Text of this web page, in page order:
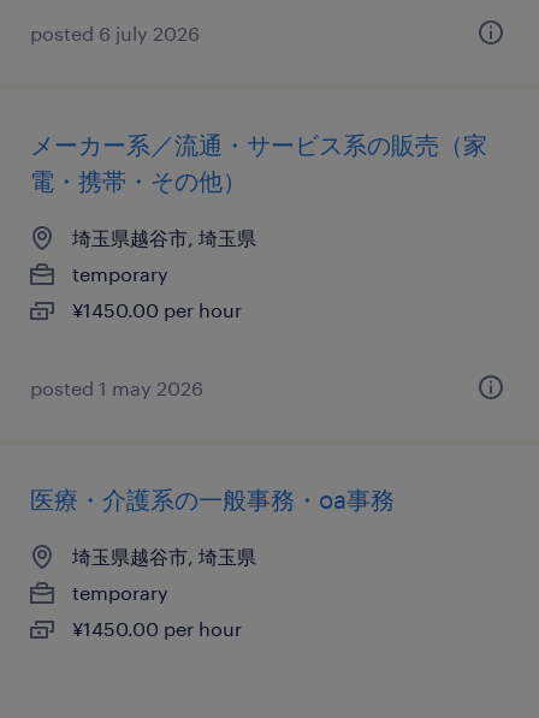
posted 6 july 2026
メーカー系／流通・サービス系の販売（家
電・携帯・その他）
埼玉県越谷市, 埼玉県
temporary
¥1450.00 per hour
posted 1 may 2026
医療・介護系の一般事務・oa事務
埼玉県越谷市, 埼玉県
temporary
¥1450.00 per hour